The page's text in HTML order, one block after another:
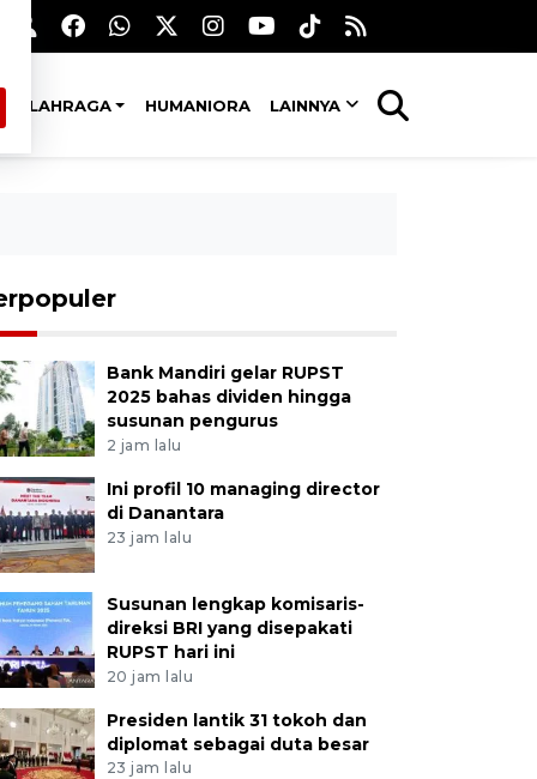
OLAHRAGA HUMANIORA LAINNYA
Bank Mandiri gelar RUPST
2025 bahas dividen hingga
susunan pengurus
2 jam lalu
Ini profil 10 managing director
di Danantara
23 jam lalu
Susunan lengkap komisaris-
direksi BRI yang disepakati
RUPST hari ini
20 jam lalu
Presiden lantik 31 tokoh dan
diplomat sebagai duta besar
23 jam lalu